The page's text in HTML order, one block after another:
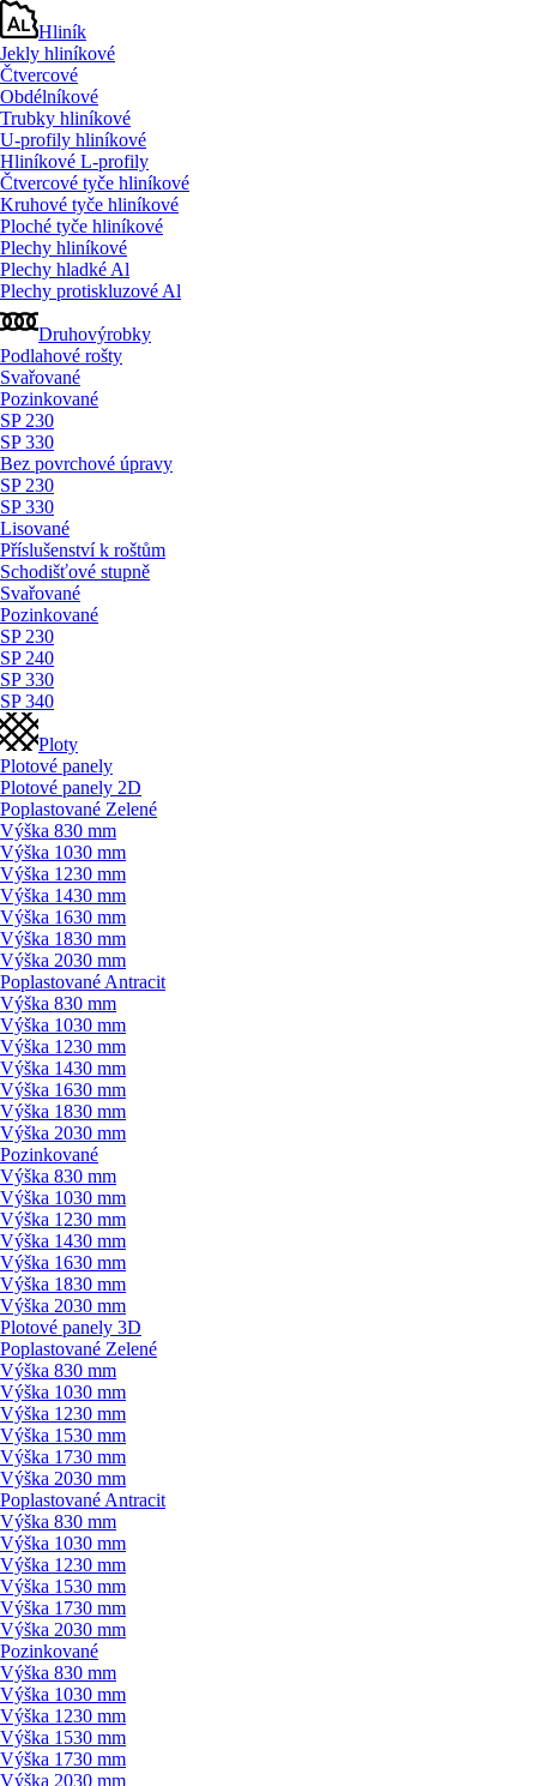
Hliník
Jekly hliníkové
Čtvercové
Obdélníkové
Trubky hliníkové
U-profily hliníkové
Hliníkové L-profily
Čtvercové tyče hliníkové
Kruhové tyče hliníkové
Ploché tyče hliníkové
Plechy hliníkové
Plechy hladké Al
Plechy protiskluzové Al
Druhovýrobky
Podlahové rošty
Svařované
Pozinkované
SP 230
SP 330
Bez povrchové úpravy
SP 230
SP 330
Lisované
Příslušenství k roštům
Schodišťové stupně
Svařované
Pozinkované
SP 230
SP 240
SP 330
SP 340
Ploty
Plotové panely
Plotové panely 2D
Poplastované Zelené
Výška 830 mm
Výška 1030 mm
Výška 1230 mm
Výška 1430 mm
Výška 1630 mm
Výška 1830 mm
Výška 2030 mm
Poplastované Antracit
Výška 830 mm
Výška 1030 mm
Výška 1230 mm
Výška 1430 mm
Výška 1630 mm
Výška 1830 mm
Výška 2030 mm
Pozinkované
Výška 830 mm
Výška 1030 mm
Výška 1230 mm
Výška 1430 mm
Výška 1630 mm
Výška 1830 mm
Výška 2030 mm
Plotové panely 3D
Poplastované Zelené
Výška 830 mm
Výška 1030 mm
Výška 1230 mm
Výška 1530 mm
Výška 1730 mm
Výška 2030 mm
Poplastované Antracit
Výška 830 mm
Výška 1030 mm
Výška 1230 mm
Výška 1530 mm
Výška 1730 mm
Výška 2030 mm
Pozinkované
Výška 830 mm
Výška 1030 mm
Výška 1230 mm
Výška 1530 mm
Výška 1730 mm
Výška 2030 mm